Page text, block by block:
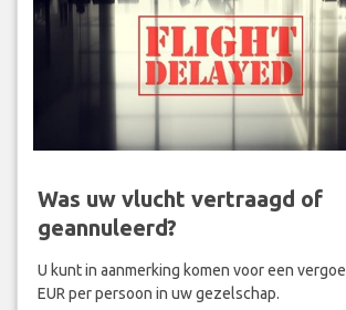
Was uw vlucht vertraagd of
geannuleerd?
U kunt in aanmerking komen voor een
EUR per persoon in uw gezelschap.